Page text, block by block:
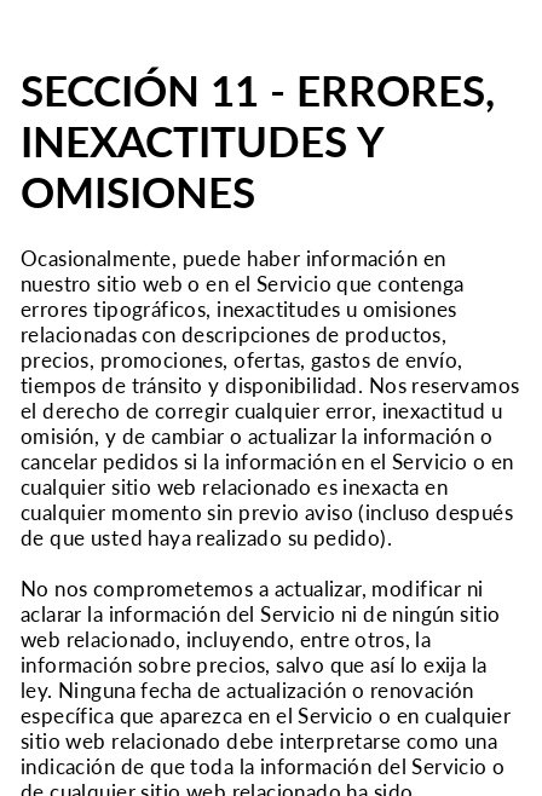
SECCIÓN 11 - ERRORES,
INEXACTITUDES Y
OMISIONES
Ocasionalmente, puede haber información en
nuestro sitio web o en el Servicio que contenga
errores tipográficos, inexactitudes u omisiones
relacionadas con descripciones de productos,
precios, promociones, ofertas, gastos de envío,
tiempos de tránsito y disponibilidad. Nos reservamos
el derecho de corregir cualquier error, inexactitud u
omisión, y de cambiar o actualizar la información o
cancelar pedidos si la información en el Servicio o en
cualquier sitio web relacionado es inexacta en
cualquier momento sin previo aviso (incluso después
de que usted haya realizado su pedido).
No nos comprometemos a actualizar, modificar ni
aclarar la información del Servicio ni de ningún sitio
web relacionado, incluyendo, entre otros, la
información sobre precios, salvo que así lo exija la
ley. Ninguna fecha de actualización o renovación
específica que aparezca en el Servicio o en cualquier
sitio web relacionado debe interpretarse como una
indicación de que toda la información del Servicio o